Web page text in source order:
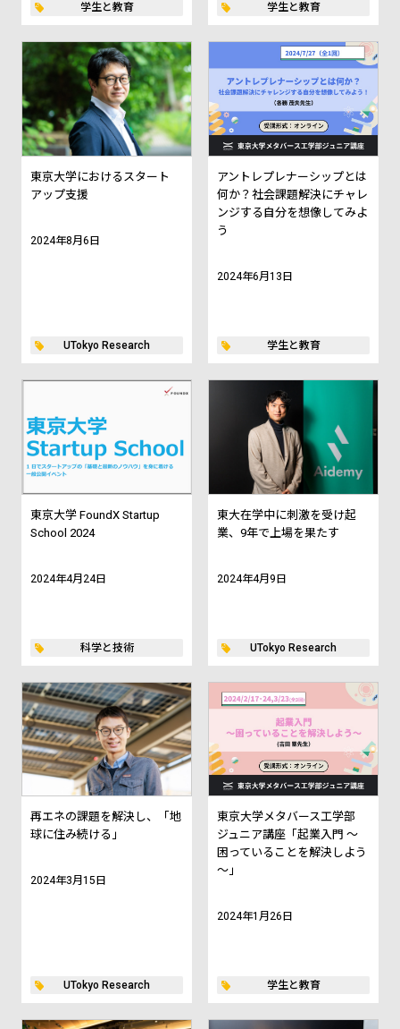
学生と教育 学生と教育
東京大学におけるスタート
アップ支援
2024年8月6日
UTokyo Research
アントレプレナーシップとは
何か？社会課題解決にチャレ
ンジする自分を想像してみよ
う
2024年6月13日
学生と教育
東京大学 FoundX Startup
School 2024
2024年4月24日
科学と技術
東大在学中に刺激を受け起
業、9年で上場を果たす
2024年4月9日
UTokyo Research
再エネの課題を解決し、「地
球に住み続ける」
2024年3月15日
UTokyo Research
東京大学メタバース工学部
ジュニア講座「起業入門 ～
困っていることを解決しよう
～」
2024年1月26日
学生と教育